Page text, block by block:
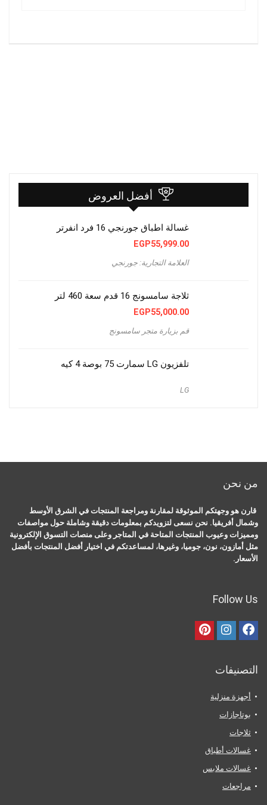
أفضل العروض
غسالة اطباق جورنجي 16 فرد انفرتر
EGP55,999.00
العلامة التجارية: جورنجي
ثلاجة سامسونج 16 قدم سعة 460 لتر
EGP55,000.00
قم بزيارة متجر سامسونج
تلفزيون LG سمارت 75 بوصة 4 كيه
LG
من نحن
قارن هو وجهتكم الموثوقة لمقارنة ومراجعة المنتجات في الشرق الأوسط
وشمال أفريقيا. نحن نسعى لتزويدكم بمعلومات دقيقة وشاملة حول مواصفات
ومميزات وعيوب المنتجات المتاحة في المتاجر وعلى منصات التسوق الإلكترونية
مثل أمازون، نون، جوميا، وغيرها، لمساعدتكم في اختيار أفضل المنتجات بأفضل
الأسعار.
Follow Us
التصنيفات
أجهزة منزلية
بوتاجازات
ثلاجات
غسالات أطباق
غسالات ملابس
مراجعات